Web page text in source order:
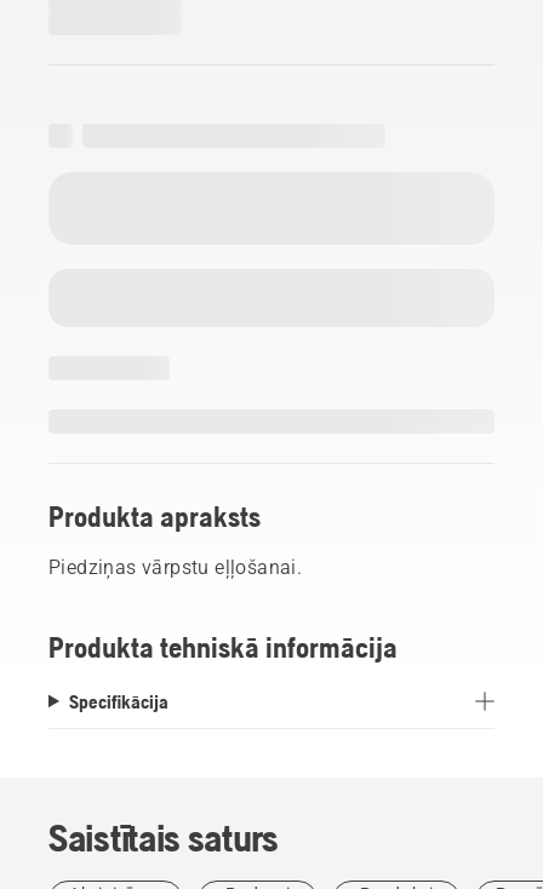
Produkta apraksts
Piedziņas vārpstu eļļošanai.
Produkta tehniskā informācija
Specifikācija
Saistītais saturs